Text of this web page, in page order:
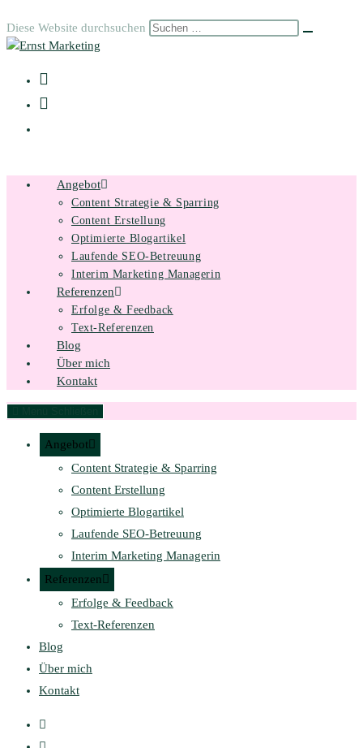
Inhalt
springen
Diese Website durchsuchen
Angebot
Content Strategie & Sparring
Content Erstellung
Optimierte Blogartikel
Laufende SEO-Betreuung
Interim Marketing Managerin
Referenzen
Erfolge & Feedback
Text-Referenzen
Blog
Über mich
Kontakt
Angebot
Content Strategie & Sparring
Content Erstellung
Optimierte Blogartikel
Laufende SEO-Betreuung
Interim Marketing Managerin
Referenzen
Erfolge & Feedback
Text-Referenzen
Blog
Über mich
Kontakt